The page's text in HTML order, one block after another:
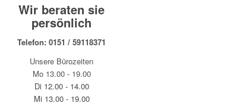
Wir beraten sie
persönlich
Telefon: 0151 / 59118371
Unsere Bürozeiten
Mo 13.00 - 19.00
Di 12.00 - 14.00
Mi 13.00 - 19.00